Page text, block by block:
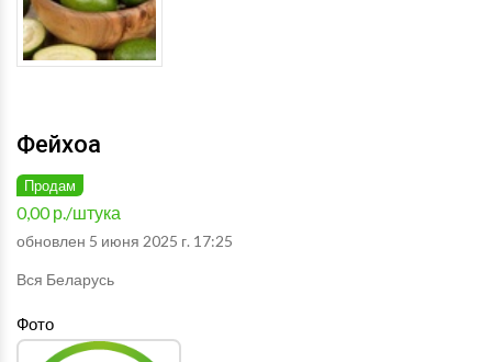
Фейхоа
Продам
0,00 р./штука
обновлен 5 июня 2025 г. 17:25
Вся Беларусь
Фото